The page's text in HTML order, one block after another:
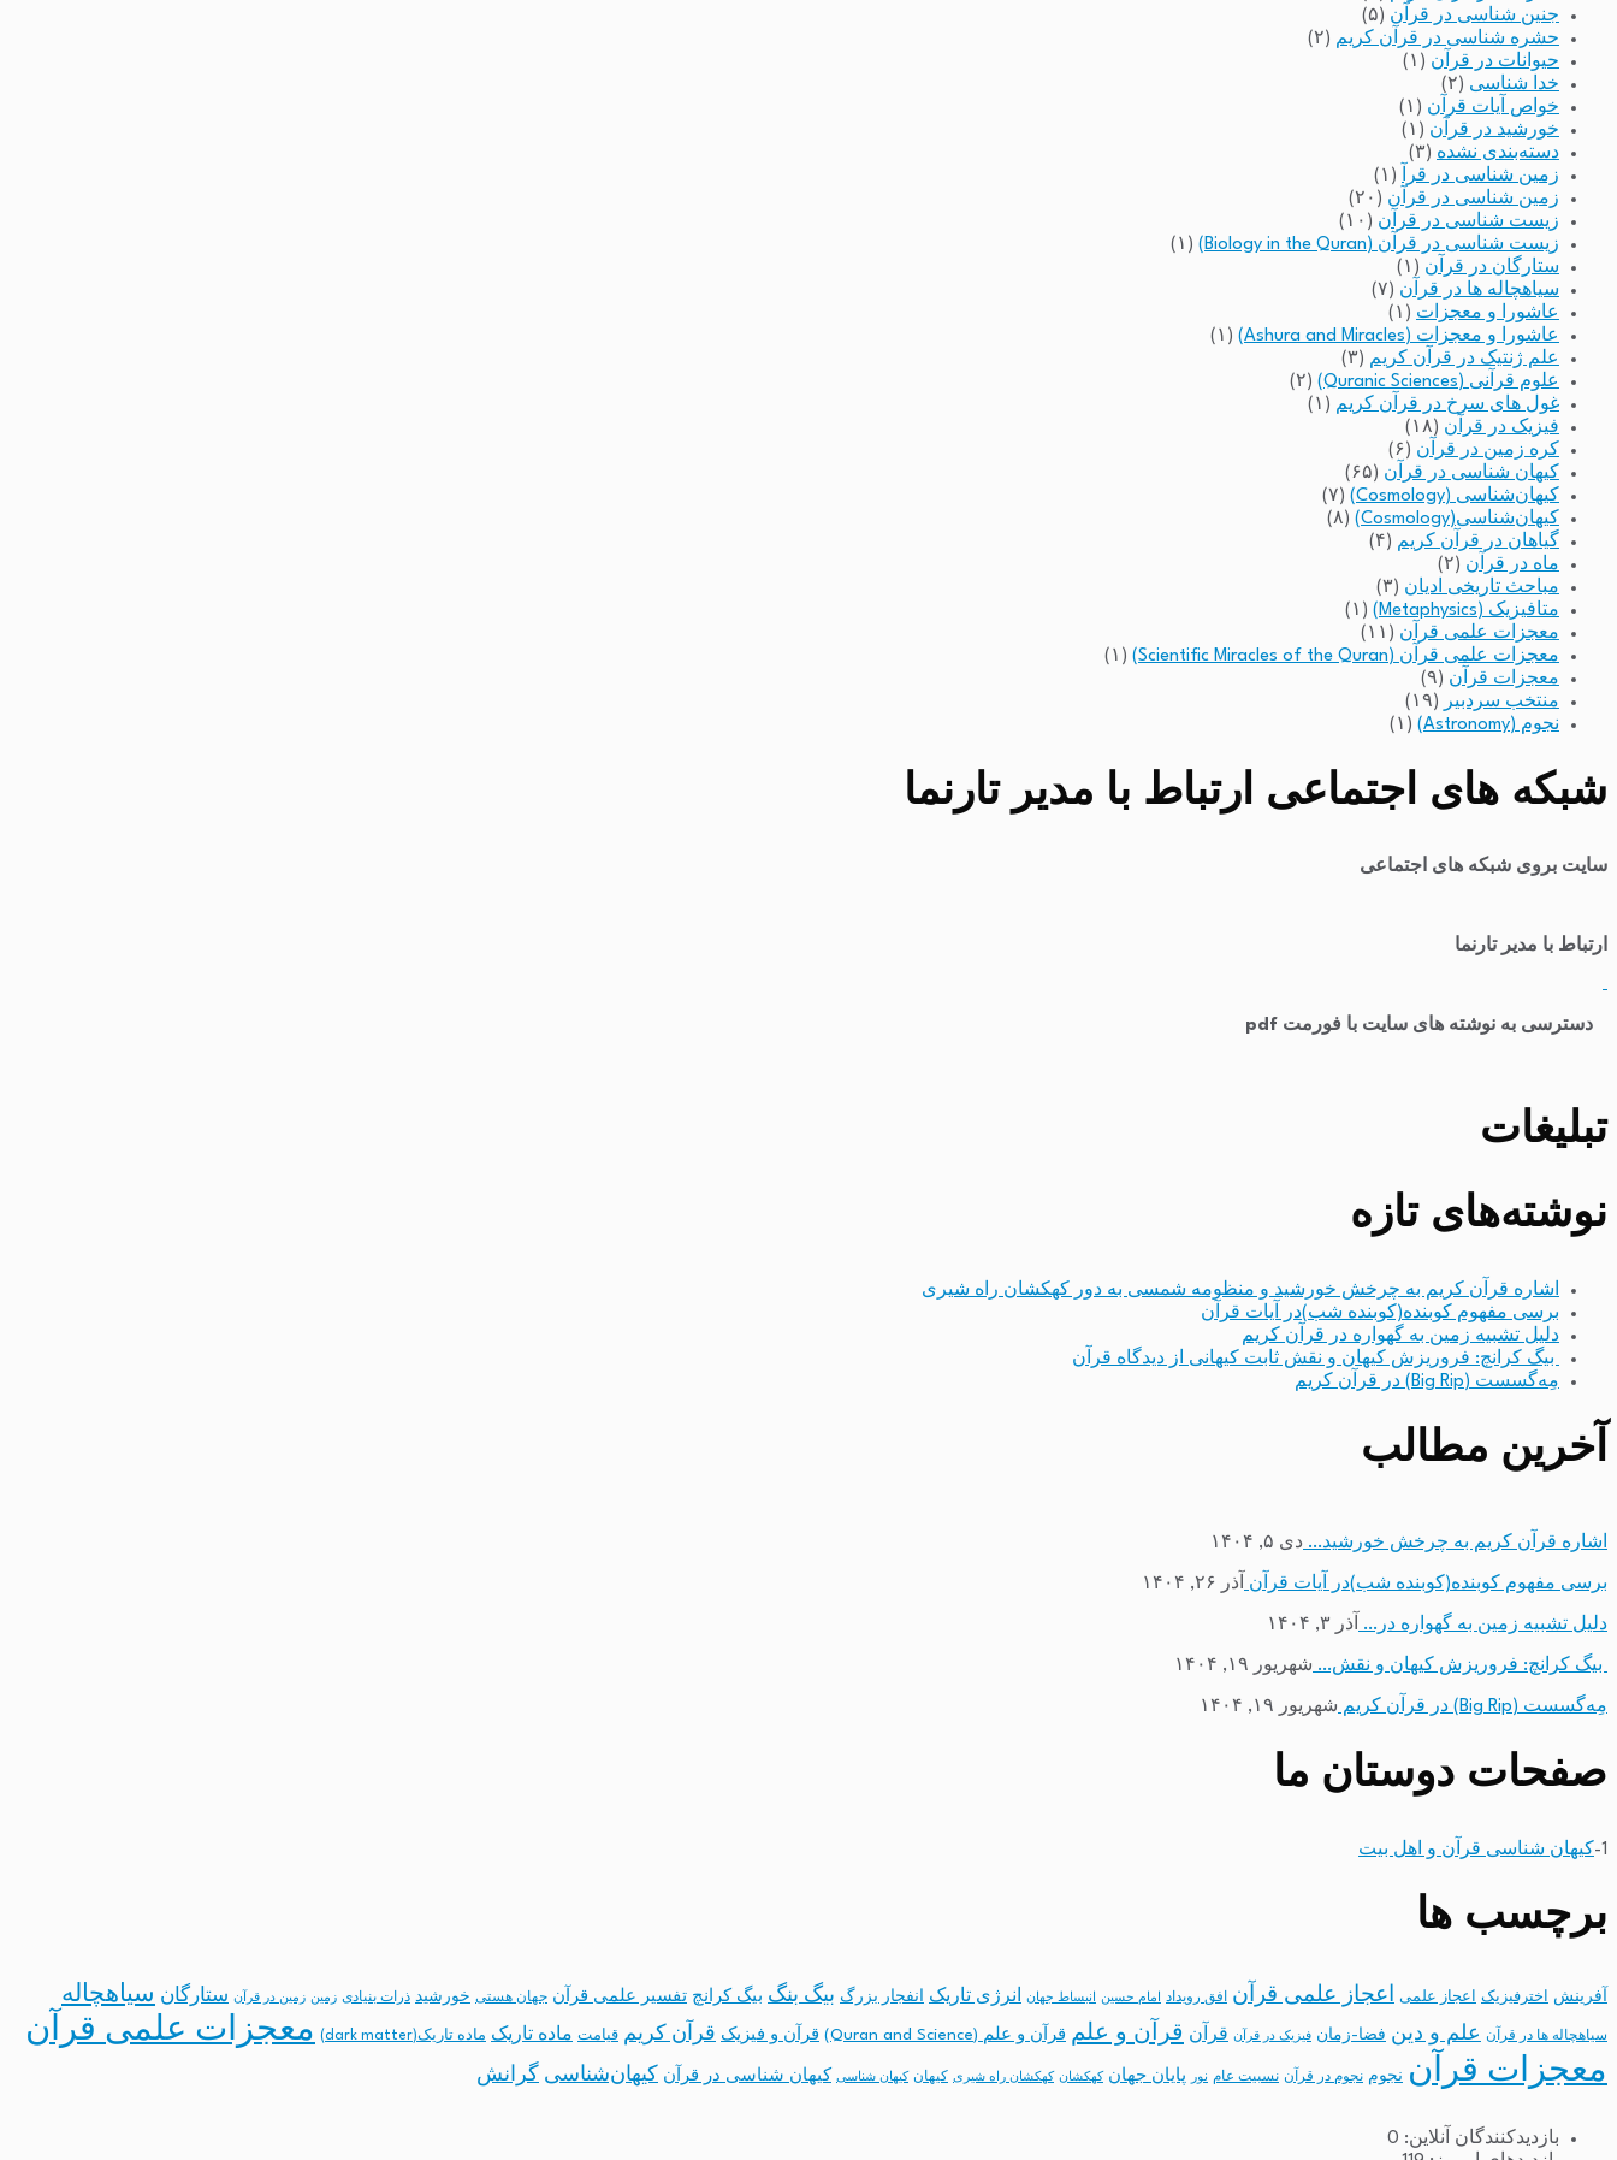
جنین شناسی در قرآن (۵)
حشره شناسی در قرآن کریم (۲)
حیوانات در قرآن (۱)
خدا شناسی (۲)
خواص آیات قرآن (۱)
خورشید در قرآن (۱)
دسته‌بندی نشده (۳)
زمین شناسی در قرآ
(۱)
زمین شناسی در قرآن (۲۰)
زیست شناسی در قرآن (۱۰)
زیست شناسی در قرآن (Biology in the Quran)
(۱)
ستارگان در قرآن (۱)
سیاهچاله ها در قرآن (۷)
عاشورا و معجزات (۱)
عاشورا و معجزات (Ashura and Miracles)
(۱)
علم ژنتیک در قرآن کریم (۳)
علوم قرآنی (Quranic Sciences)
(۲)
غول های سرخ در قرآن کریم (۱)
فیزیک در قرآن (۱۸)
کره زمین در قرآن (۶)
کیهان شناسی در قرآن (۶۵)
کیهان‌شناسی (Cosmology)
(۷)
کیهان‌شناسی(Cosmology)
(۸)
گیاهان در قرآن کریم (۴)
ماه در قرآن (۲)
مباحث تاریخی ادیان (۳)
متافیزیک (Metaphysics)
(۱)
معجزات علمی قرآن (۱۱)
معجزات علمی قرآن (Scientific Miracles of the Quran)
(۱)
معجزات قرآن (۹)
منتخب سردبیر
(۱۹)
نجوم (Astronomy)
(۱)
شبکه های اجتماعی ارتباط با مدیر تارنما
سایت بروی شبکه های اجتماعی
ارتباط با مدیر تارنما
دسترسی به نوشته های سایت با فورمت pdf
تبلیغات
نوشته‌های تازه
اشاره قرآن کریم به چرخش خورشید و منظومه شمسی به دور کهکشان راه شیری
برسی مفهوم کوبنده(کوبنده شب)در آیات قرآن
دلیل تشبیه زمین به گهواره در قرآن کریم
بیگ کرانچ: فروریزش کیهان و نقش ثابت کیهانی از دیدگاه قرآن
مِه‌گسست (Big Rip) در قرآن کریم
آخرین مطالب
اشاره قرآن کریم به چرخش خورشید… دی ۵, ۱۴۰۴
برسی مفهوم کوبنده(کوبنده شب)در آیات قرآن آذر ۲۶, ۱۴۰۴
دلیل تشبیه زمین به گهواره در… آذر ۳, ۱۴۰۴
بیگ کرانچ: فروریزش کیهان و نقش… شهریور ۱۹, ۱۴۰۴
مِه‌گسست (Big Rip) در قرآن کریم شهریور ۱۹, ۱۴۰۴
صفحات دوستان ما
1- کیهان شناسی قرآن و اهل بیت
برچسب ها
آفرینش اخترفیزیک اعجاز علمی اعجاز علمی قرآن افق رویداد امام حسین انبساط جهان انرژی تاریک انفجار بزرگ بیگ بنگ بیگ کرانچ تفسیر علمی قرآن جهان هستی خورشید ذرات بنیادی زمین زمین در قرآن ستارگان سیاهچاله
سیاهچاله ها در قرآن علم و دین فضا-زمان فیزیک در قرآن قرآن قرآن و علم قرآن و علم (Quran and Science) قرآن و فیزیک قرآن کریم قیامت ماده تاریک ماده تاریک(dark matter) معجزات علمی قرآن
معجزات قرآن نجوم نجوم در قرآن نسبیت عام نور پایان جهان کهکشان کهکشان راه شیری کیهان کیهان شناسی کیهان شناسی در قرآن کیهان‌شناسی گرانش
بازدیدکنندگان آنلاین: 0